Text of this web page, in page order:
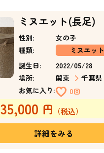
ミヌエット(長足)
性別:
女の子
種類:
ミヌエッ
誕生日:
2022/05/28
場所:
関東
千葉県
お気に入り:
0回
35,000
詳細をみる